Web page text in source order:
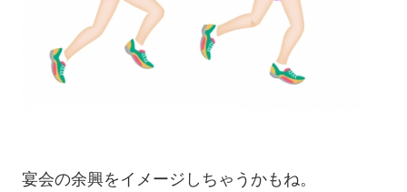
宴会の余興をイメージしちゃうかもね。